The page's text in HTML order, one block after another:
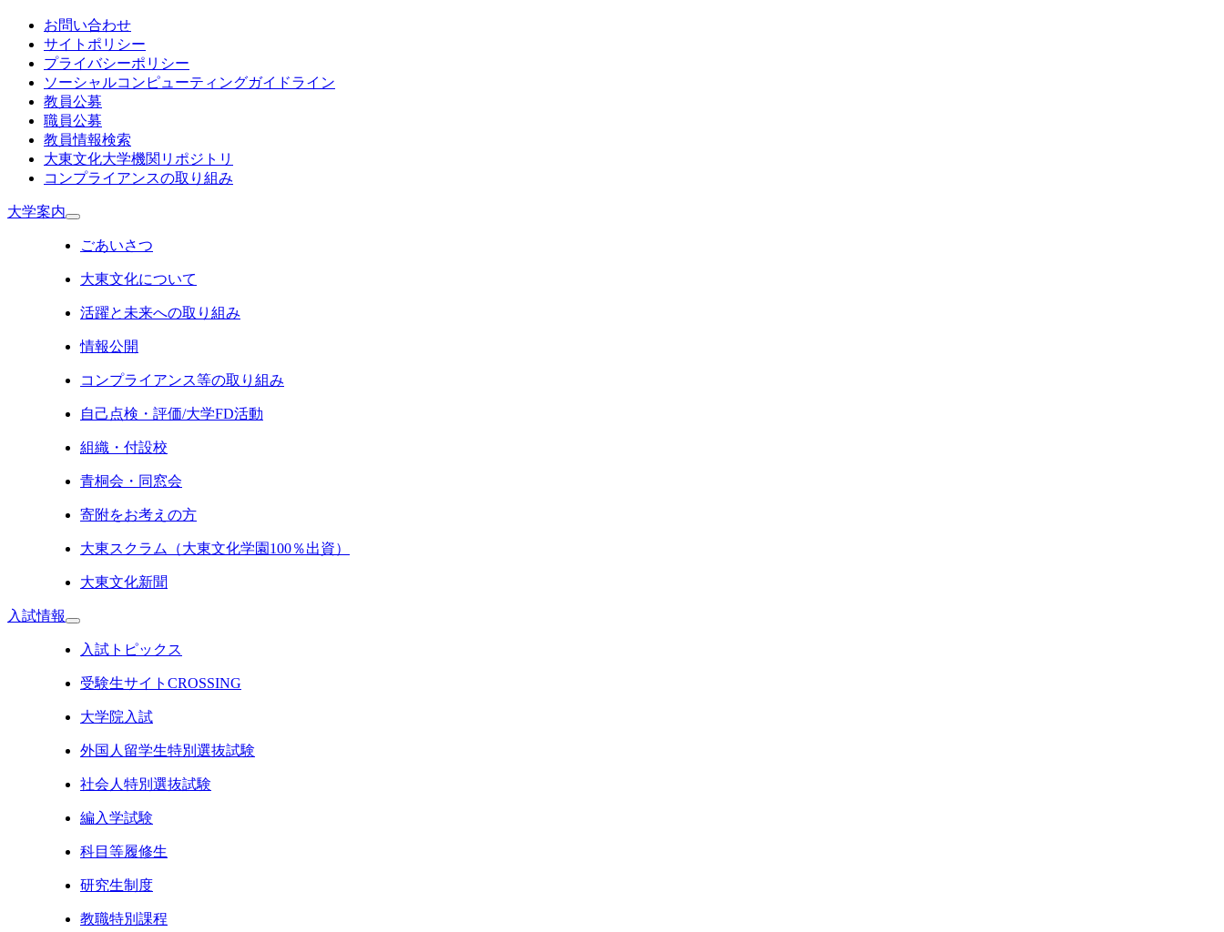
お問い合わせ
サイトポリシー
プライバシーポリシー
ソーシャルコンピューティングガイドライン
教員公募
職員公募
教員情報検索
大東文化大学機関リポジトリ
コンプライアンスの取り組み
大学案内
ごあいさつ
大東文化について
活躍と未来への取り組み
情報公開
コンプライアンス等の取り組み
自己点検・評価/大学FD活動
組織・付設校
青桐会・同窓会
寄附をお考えの方
大東スクラム（大東文化学園100％出資）
大東文化新聞
入試情報
入試トピックス
受験生サイトCROSSING
大学院入試
外国人留学生特別選抜試験
社会人特別選抜試験
編入学試験
科目等履修生
研究生制度
教職特別課程